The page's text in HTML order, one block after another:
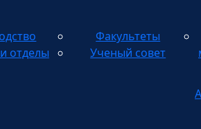
отделы
Факультеты
Ученый совет